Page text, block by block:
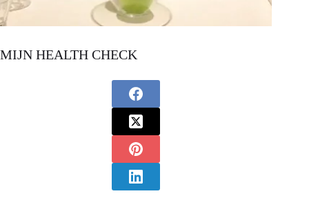
MIJN HEALTH CHECK